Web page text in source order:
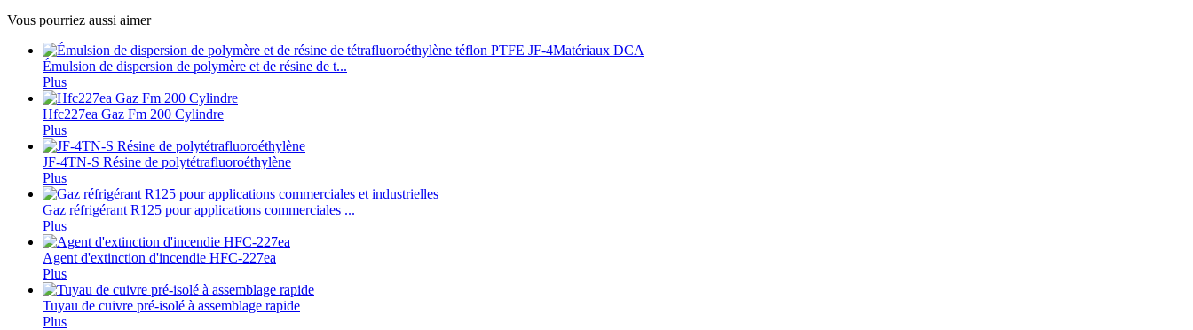
Vous pourriez aussi aimer
Émulsion de dispersion de polymère et de résine de t...
Plus
Hfc227ea Gaz Fm 200 Cylindre
Plus
JF-4TN-S Résine de polytétrafluoroéthylène
Plus
Gaz réfrigérant R125 pour applications commerciales ...
Plus
Agent d'extinction d'incendie HFC-227ea
Plus
Tuyau de cuivre pré-isolé à assemblage rapide
Plus